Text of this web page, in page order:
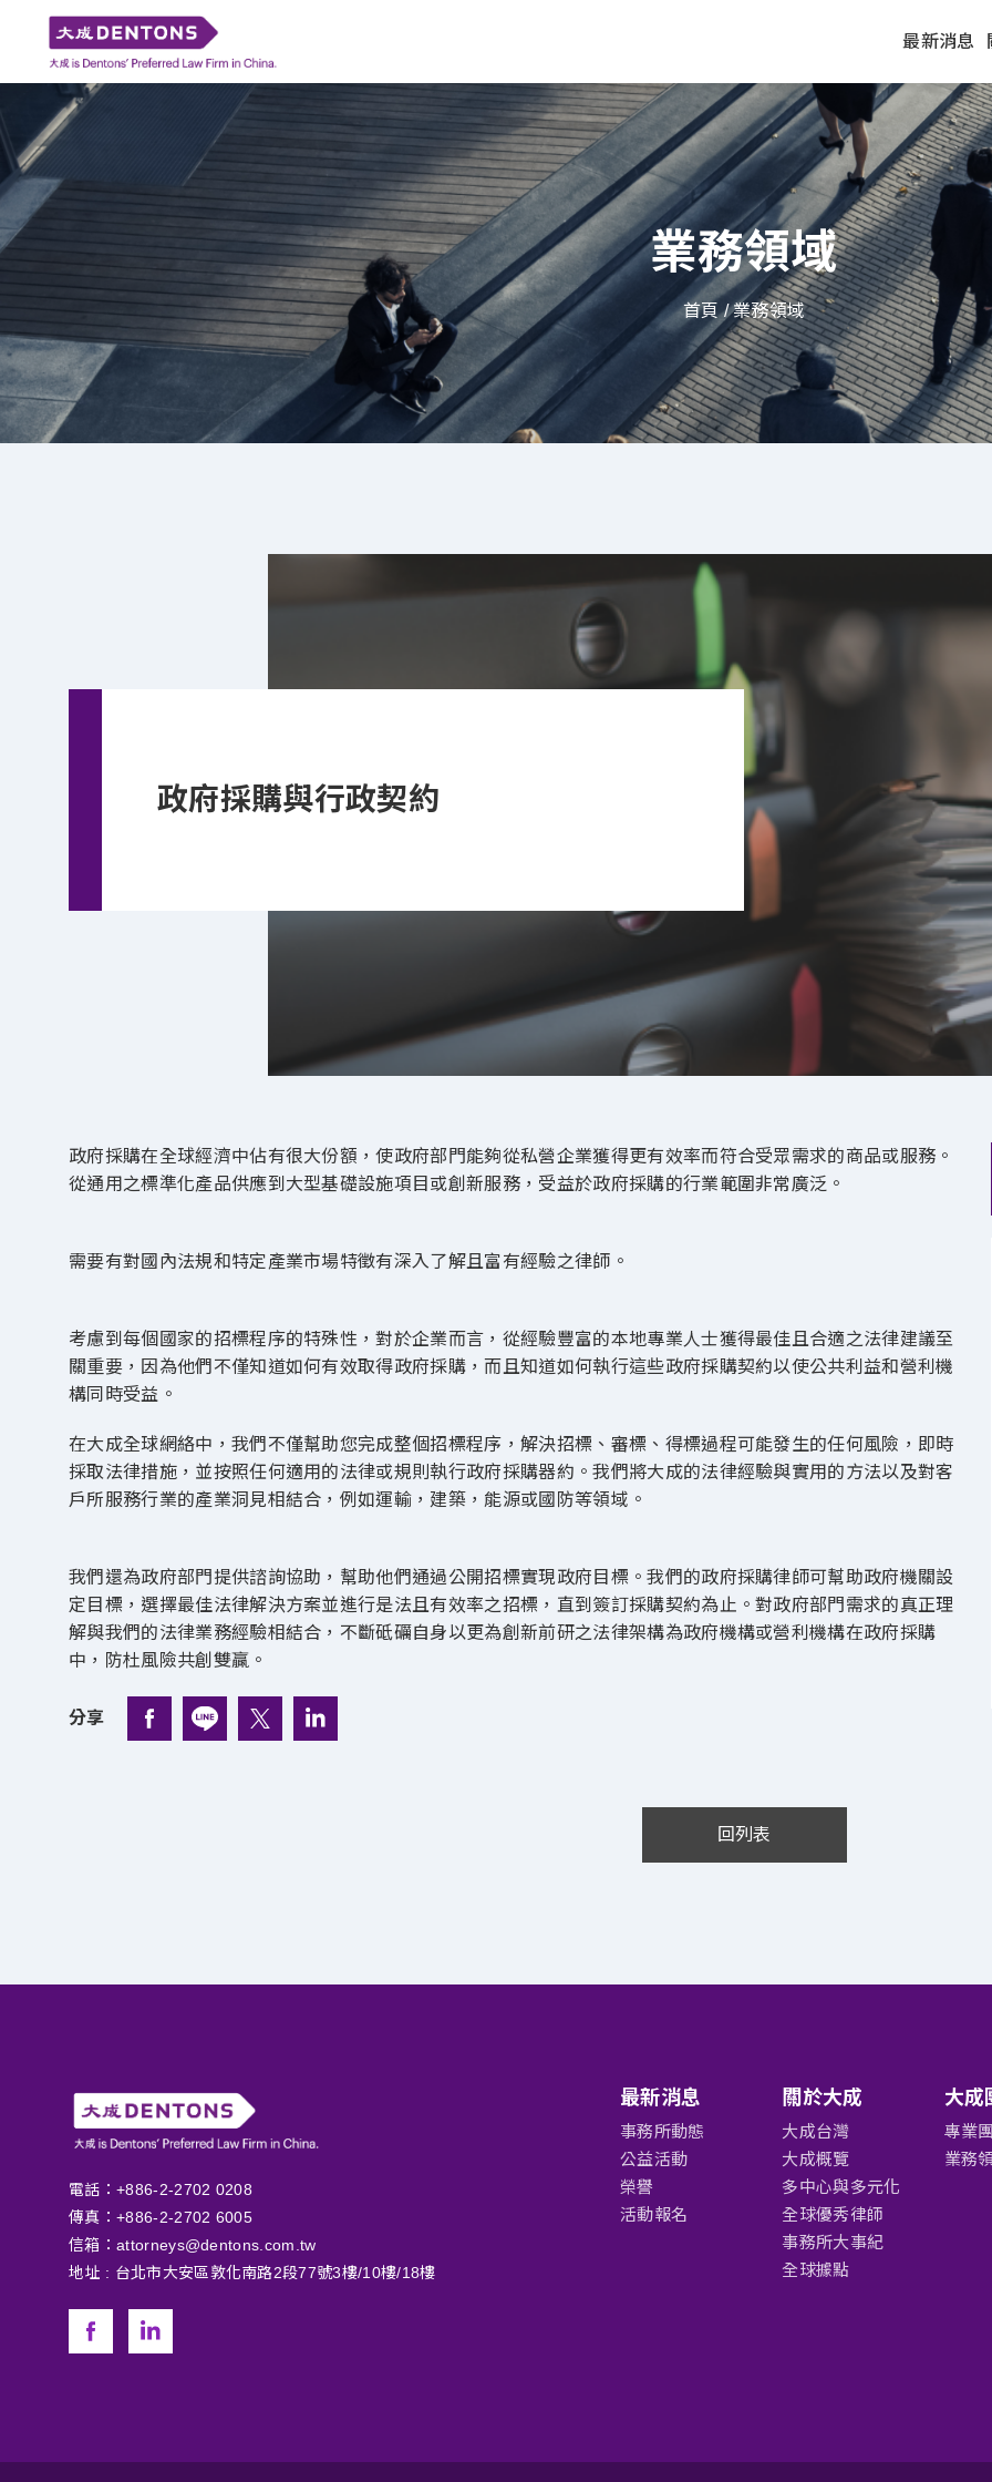
最新消息
業務領域
首頁/ 業務領域
政府採購與行政契約
政府採購在全球經濟中佔有很大份額，使政府部門能夠從私營企業獲得更有效率而符合受眾需求的商品或服務。
從通用之標準化產品供應到大型基礎設施項目或創新服務，受益於政府採購的行業範圍非常廣泛。
需要有對國內法規和特定產業市場特徵有深入了解且富有經驗之律師。
考慮到每個國家的招標程序的特殊性，對於企業而言，從經驗豐富的本地專業人士獲得最佳且合適之法律建議至
關重要，因為他們不僅知道如何有效取得政府採購，而且知道如何執行這些政府採購契約以使公共利益和營利機
構同時受益。
在大成全球網絡中，我們不僅幫助您完成整個招標程序，解決招標、審標、得標過程可能發生的任何風險，即時
採取法律措施，並按照任何適用的法律或規則執行政府採購器約。我們將大成的法律經驗與實用的方法以及對客
戶所服務行業的產業洞見相結合，例如運輸，建築，能源或國防等領域。
我們還為政府部門提供諮詢協助，幫助他們通過公開招標實現政府目標。我們的政府採購律師可幫助政府機關設
定目標，選擇最佳法律解決方案並進行是法且有效率之招標，直到簽訂採購契約為止。對政府部門需求的真正理
解與我們的法律業務經驗相結合，不斷砥礪自身以更為創新前研之法律架構為政府機構或營利機構在政府採購
中，防杜風險共創雙贏。
分享
回列表
電話：+886-2-2702 0208
傳真：+886-2-2702 6005
信箱： attorneys@dentons.com.tw
地址 : 台北市大安區敦化南路2段77號3樓/10樓/18樓
最新消息
事務所動態
公益活動
榮譽
活動報名
關於大成
大成台灣
大成概覽
多中心與多元化
全球優秀律師
事務所大事紀
全球據點
大成
專業
業務